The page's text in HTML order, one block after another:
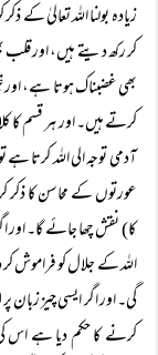
زیادہ بولنا اللہ تعالیٰ
کر رکھ دیتے ہیں، اور
بھی غضبناک ہوتا ہے،
کرتے ہیں۔ اور ہر قسم کا
آدمی توجہ الی اللہ کرتا
عورتوں کے محاسن کا ذکر
کا) نقش چھا جائے گا۔ اور
اللہ کے جلال کو فراموش
گی۔ اور اگر ایسی چیز
کرنے کا حکم دیا ہے